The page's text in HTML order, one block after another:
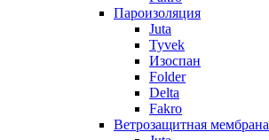
Пароизоляция
Juta
Tyvek
Изоспан
Folder
Delta
Fakro
Ветрозащитная мембрана